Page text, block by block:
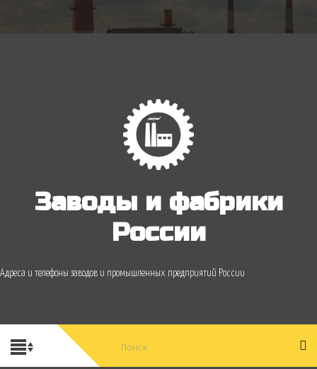
Заводы и фабрики
России
Адреса и телефоны заводов и промышленных предприятий России